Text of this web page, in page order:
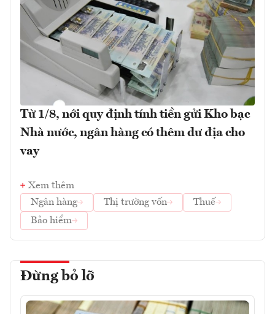
Từ 1/8, nới quy định tính tiền gửi Kho bạc
Nhà nước, ngân hàng có thêm dư địa cho
vay
Xem thêm
Ngân hàng
Thị trường vốn
Thuế
Bảo hiểm
Đừng bỏ lỡ